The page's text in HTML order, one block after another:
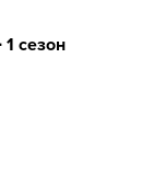
1 сезон